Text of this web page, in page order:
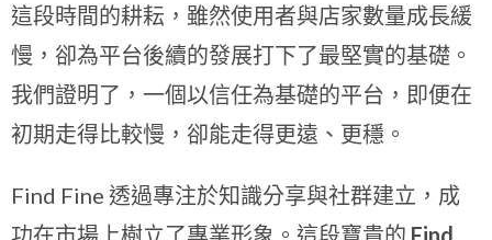
這段時間的耕耘，雖然使用者與店家數量成長緩
慢，卻為平台後續的發展打下了最堅實的基礎。
我們證明了，一個以信任為基礎的平台，即便在
初期走得比較慢，卻能走得更遠、更穩。
Find Fine 透過專注於知識分享與社群建立，成
功在市場上樹立了專業形象。這段寶貴的 Find